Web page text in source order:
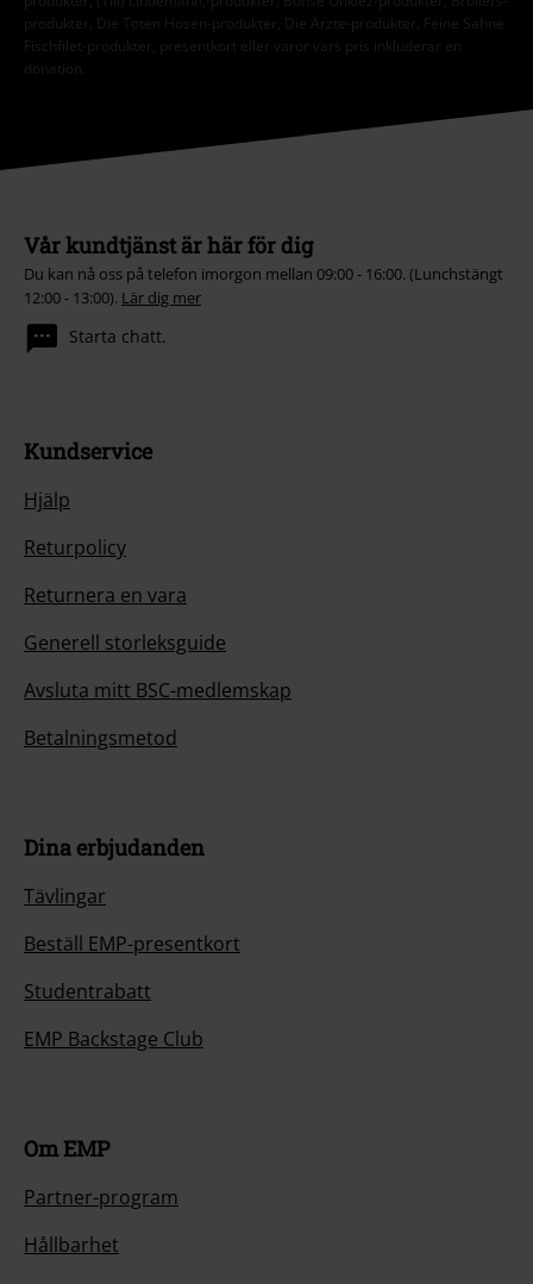
produkter, Die Toten Hosen-produkter, Die Ärzte-produkter, Feine Sahne
Fischfilet-produkter, presentkort eller varor vars pris inkluderar en
donation.
Vår kundtjänst är här för dig
Du kan nå oss på telefon imorgon mellan 09:00 - 16:00. (Lunchstängt
12:00 - 13:00). Lär dig mer
Starta chatt.
Kundservice
Hjälp
Returpolicy
Returnera en vara
Generell storleksguide
Avsluta mitt BSC-medlemskap
Betalningsmetod
Dina erbjudanden
Tävlingar
Beställ EMP-presentkort
Studentrabatt
EMP Backstage Club
Om EMP
Partner-program
Hållbarhet